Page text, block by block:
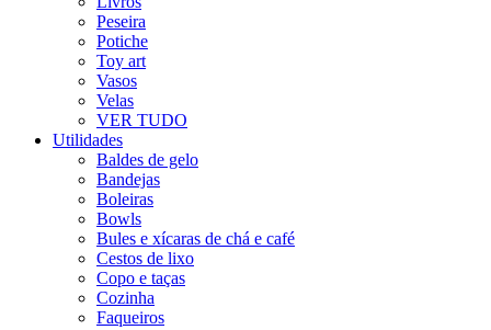
Peseira
Potiche
Toy art
Vasos
Velas
VER TUDO
Utilidades
Baldes de gelo
Bandejas
Boleiras
Bowls
Bules e xícaras de chá e café
Cestos de lixo
Copo e taças
Cozinha
Faqueiros